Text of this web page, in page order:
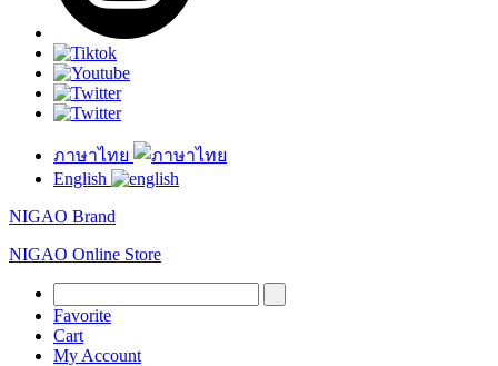
ภาษาไทย
English
NIGAO Brand
NIGAO Online Store
Favorite
Cart
My Account